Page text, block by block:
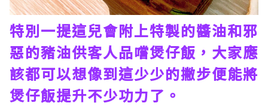
特別一提這兒會附上特製的醬油和邪
惡的豬油供客人品嚐煲仔飯，大家應
該都可以想像到這少少的撇步便能將
煲仔飯提升不少功力了。